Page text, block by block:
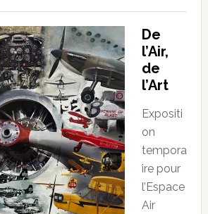
De
l’Air,
de
l’Art
Expositi
on
tempora
ire pour
l’Espace
Air